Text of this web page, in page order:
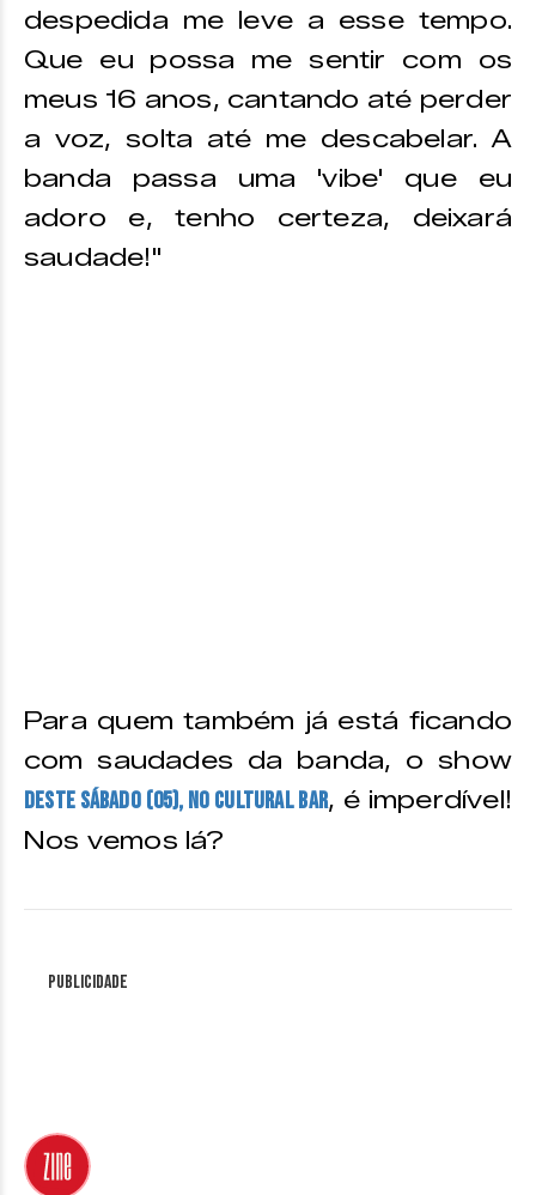
despedida me leve a esse tempo.
Que eu possa me sentir com os
meus 16 anos, cantando até perder
a voz, solta até me descabelar. A
banda passa uma 'vibe' que eu
adoro e, tenho certeza, deixará
saudade!"
Para quem também já está ficando
com saudades da banda, o show
deste sábado (05), no Cultural Bar, é imperdível!
Nos vemos lá?
Publicidade